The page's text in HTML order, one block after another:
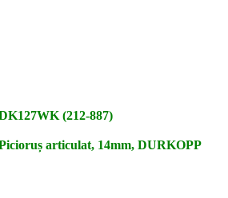
(212-887)
articulat, 14mm, DURKOPP